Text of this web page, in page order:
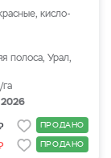
кисло-
полоса, Урал,
2026
ПРОДАНО
ПРОДАНО